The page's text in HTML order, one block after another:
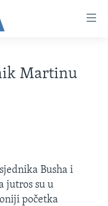
Martinu
Busha i
jutros su u
početka